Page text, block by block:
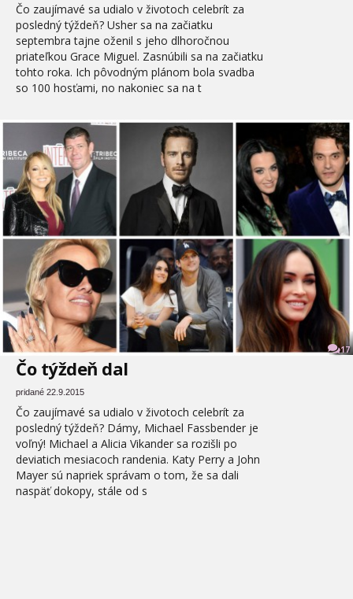
Čo zaujímavé sa udialo v životoch celebrít za
posledný týždeň? Usher sa na začiatku
septembra tajne oženil s jeho dlhoročnou
priateľkou Grace Miguel. Zasnúbili sa na začiatku
tohto roka. Ich pôvodným plánom bola svadba
so 100 hosťami, no nakoniec sa na t
17
Čo týždeň dal
pridané 22.9.2015
Čo zaujímavé sa udialo v životoch celebrít za
posledný týždeň? Dámy, Michael Fassbender je
voľný! Michael a Alicia Vikander sa rozišli po
deviatich mesiacoch randenia. Katy Perry a John
Mayer sú napriek správam o tom, že sa dali
naspäť dokopy, stále od s